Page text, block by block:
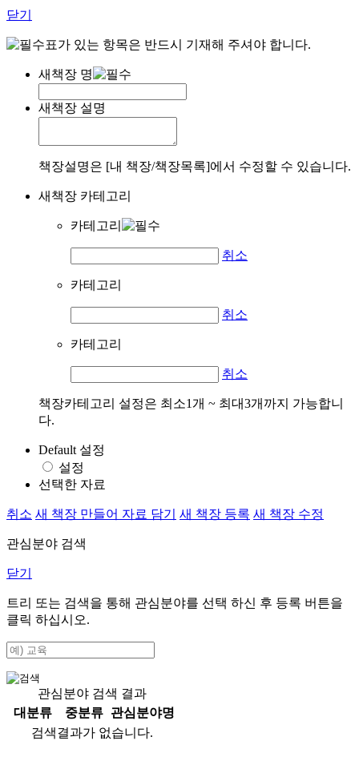
닫기
표가 있는 항목은 반드시 기재해 주셔야 합니다.
새책장 명
새책장 설명
책장설명은 [내 책장/책장목록]에서 수정할 수 있습니다.
새책장 카테고리
카테고리
취소
카테고리
취소
카테고리
취소
책장카테고리 설정은 최소1개 ~ 최대3개까지 가능합니
다.
Default 설정
설정
선택한 자료
취소 새 책장 만들어 자료 담기 새 책장 등록 새 책장 수정
관심분야 검색
닫기
트리 또는 검색을 통해 관심분야를 선택 하신 후 등록 버튼을
클릭 하십시오.
관심분야 검색 결과
대분류
중분류
관심분야명
검색결과가 없습니다.